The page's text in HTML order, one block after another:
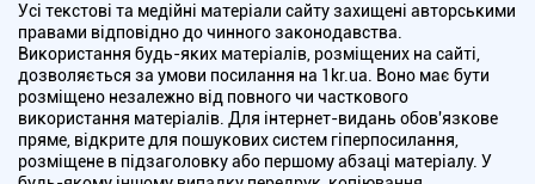
Усі текстові та медійні матеріали сайту захищені авторськими
правами відповідно до чинного законодавства.
Використання будь-яких матеріалів, розміщених на сайті,
дозволяється за умови посилання на 1kr.ua. Воно має бути
розміщено незалежно від повного чи часткового
використання матеріалів. Для інтернет-видань обов'язкове
пряме, відкрите для пошукових систем гіперпосилання,
розміщене в підзаголовку або першому абзаці матеріалу. У